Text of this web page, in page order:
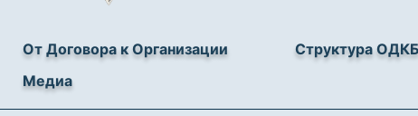
От Договора к Организации Структура ОДКБ
Медиа